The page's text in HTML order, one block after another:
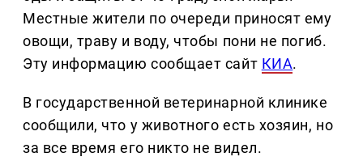
Местные жители по очереди приносят ему
овощи, траву и воду, чтобы пони не погиб.
Эту информацию сообщает сайт КИА.
В государственной ветеринарной клинике
сообщили, что у животного есть хозяин, но
за все время его никто не видел.